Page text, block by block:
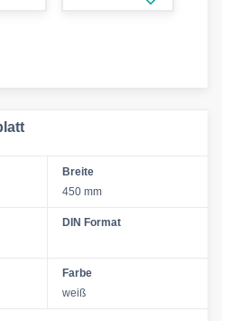
form.increase-
Breite
450 mm
DIN Format
Farbe
weiß